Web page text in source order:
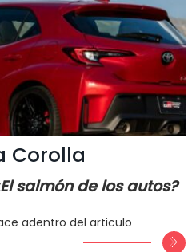
Corolla
salmón de los autos?
adentro del articulo